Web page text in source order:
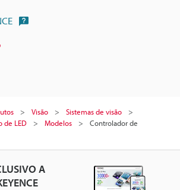
Visão
Sistemas de visão
de LED
Modelos
Controlador de
A